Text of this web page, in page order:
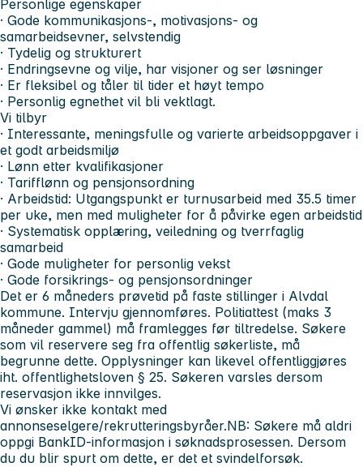
Personlige egenskaper
· Gode kommunikasjons-, motivasjons- og
samarbeidsevner, selvstendig
· Tydelig og strukturert
· Endringsevne og vilje, har visjoner og ser løsninger
· Er fleksibel og tåler til tider et høyt tempo
· Personlig egnethet vil bli vektlagt.
Vi tilbyr
· Interessante, meningsfulle og varierte arbeidsoppgaver i
et godt arbeidsmiljø
· Lønn etter kvalifikasjoner
· Tarifflønn og pensjonsordning
· Arbeidstid: Utgangspunkt er turnusarbeid med 35.5 timer
per uke, men med muligheter for å påvirke egen arbeidstid
· Systematisk opplæring, veiledning og tverrfaglig
samarbeid
· Gode muligheter for personlig vekst
· Gode forsikrings- og pensjonsordninger
Det er 6 måneders prøvetid på faste stillinger i Alvdal
kommune. Intervju gjennomføres. Politiattest (maks 3
måneder gammel) må framlegges før tiltredelse. Søkere
som vil reservere seg fra offentlig søkerliste, må
begrunne dette. Opplysninger kan likevel offentliggjøres
iht. offentlighetsloven § 25. Søkeren varsles dersom
reservasjon ikke innvilges.
Vi ønsker ikke kontakt med
annonseselgere/rekrutteringsbyråer.NB: Søkere må aldri
oppgi BankID-informasjon i søknadsprosessen. Dersom
du du blir spurt om dette, er det et svindelforsøk.